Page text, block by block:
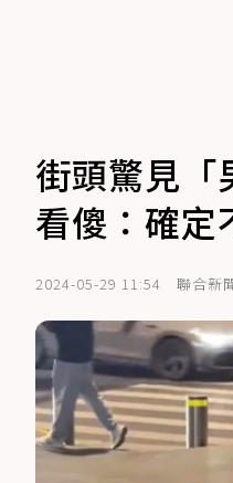
街頭驚見「
看傻：確定
2024-05-29 11:54 聯合新